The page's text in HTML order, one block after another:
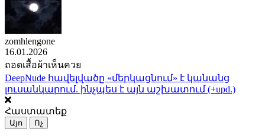
zomhlengone
16.01.2026
ถอดเสื้อผ้าเห็นควย
DeepNude հավելվածը «մերկացնում» է կանանց
լուսանկարում. ինչպես է այն աշխատում (+upd.)
Հաստատեք
Այո Ոչ